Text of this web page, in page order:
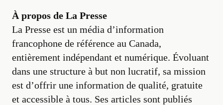
À propos de La Presse
La Presse est un média d’information
francophone de référence au Canada,
entièrement indépendant et numérique. Évoluant
dans une structure à but non lucratif, sa mission
est d’offrir une information de qualité, gratuite
et accessible à tous. Ses articles sont publiés